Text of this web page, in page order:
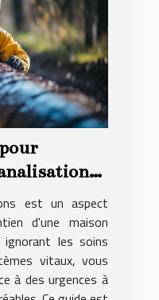
est un aspect
d'une maison
les soins
vitaux, vous
à des urgences à